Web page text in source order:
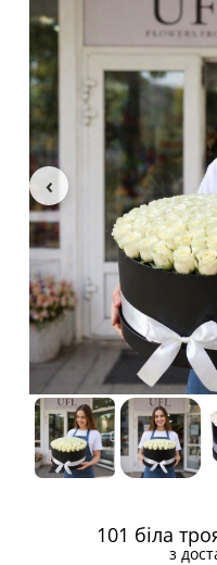
101 біла
з